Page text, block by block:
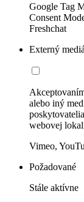
Google Tag
Consent
Freshchat
Externý
alebo iný
webovej
Vimeo,
Požadované
Stále aktívne